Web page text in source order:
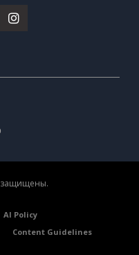
защищены.
AI Policy
Content Guidelines